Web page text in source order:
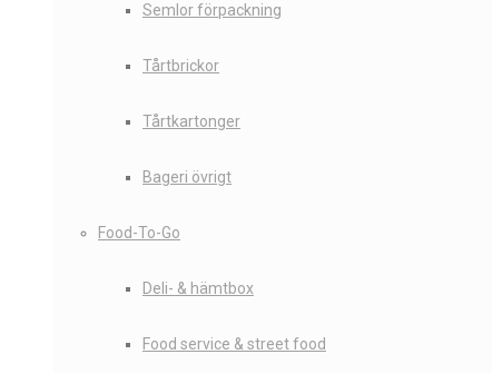
Semlor förpackning
Tårtbrickor
Tårtkartonger
Bageri övrigt
Food-To-Go
Deli- & hämtbox
Food service & street food